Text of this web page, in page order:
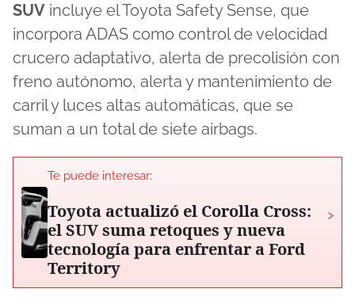
SUV incluye el Toyota Safety Sense, que
incorpora ADAS como control de velocidad
crucero adaptativo, alerta de precolisión con
freno autónomo, alerta y mantenimiento de
carril y luces altas automáticas, que se
suman a un total de siete airbags.
Te puede interesar:
Toyota actualizó el Corolla Cross:
el SUV suma retoques y nueva
tecnología para enfrentar a Ford
Territory
›